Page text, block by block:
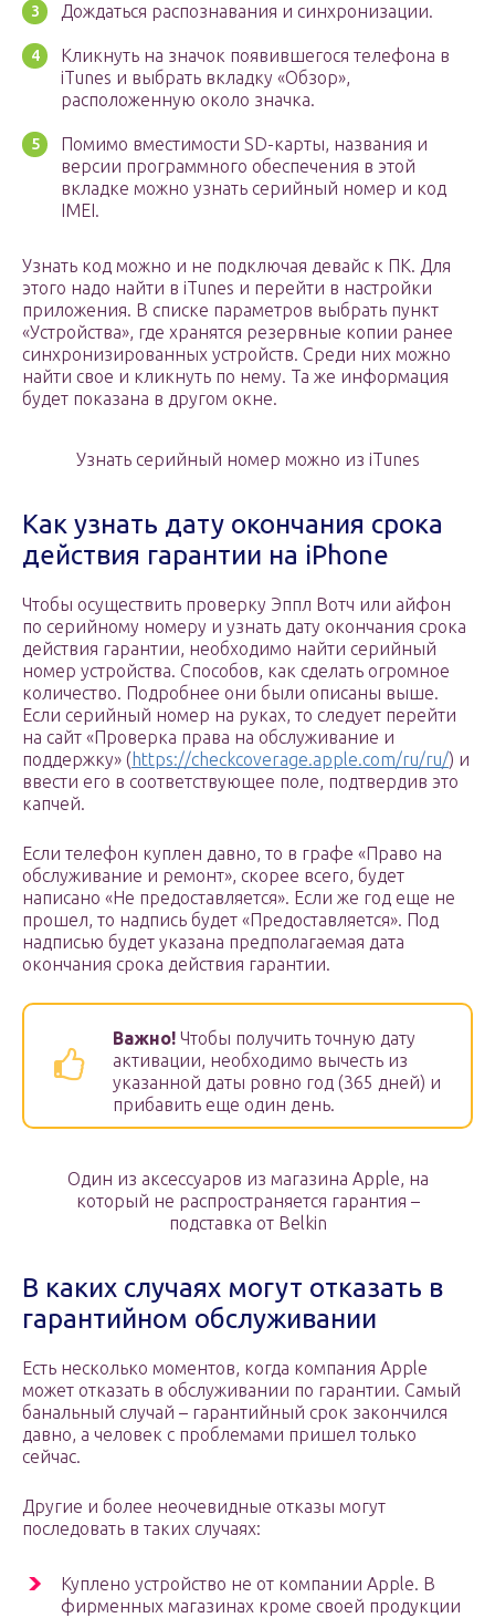
Дождаться распознавания и синхронизации.
Кликнуть на значок появившегося телефона в
iTunes и выбрать вкладку «Обзор»,
расположенную около значка.
Помимо вместимости SD-карты, названия и
версии программного обеспечения в этой
вкладке можно узнать серийный номер и код
IMEI.
Узнать код можно и не подключая девайс к ПК. Для
этого надо найти в iTunes и перейти в настройки
приложения. В списке параметров выбрать пункт
«Устройства», где хранятся резервные копии ранее
синхронизированных устройств. Среди них можно
найти свое и кликнуть по нему. Та же информация
будет показана в другом окне.
Узнать серийный номер можно из iTunes
Как узнать дату окончания срока
действия гарантии на iPhone
Чтобы осуществить проверку Эппл Вотч или айфон
по серийному номеру и узнать дату окончания срока
действия гарантии, необходимо найти серийный
номер устройства. Способов, как сделать огромное
количество. Подробнее они были описаны выше.
Если серийный номер на руках, то следует перейти
на сайт «Проверка права на обслуживание и
поддержку» (https://checkcoverage.apple.com/ru/ru/) и
ввести его в соответствующее поле, подтвердив это
капчей.
Если телефон куплен давно, то в графе «Право на
обслуживание и ремонт», скорее всего, будет
написано «Не предоставляется». Если же год еще не
прошел, то надпись будет «Предоставляется». Под
надписью будет указана предполагаемая дата
окончания срока действия гарантии.
Важно! Чтобы получить точную дату
активации, необходимо вычесть из
указанной даты ровно год (365 дней) и
прибавить еще один день.
Один из аксессуаров из магазина Apple, на
который не распространяется гарантия –
подставка от Belkin
В каких случаях могут отказать в
гарантийном обслуживании
Есть несколько моментов, когда компания Apple
может отказать в обслуживании по гарантии. Самый
банальный случай – гарантийный срок закончился
давно, а человек с проблемами пришел только
сейчас.
Другие и более неочевидные отказы могут
последовать в таких случаях:
Куплено устройство не от компании Apple. В
фирменных магазинах кроме своей продукции